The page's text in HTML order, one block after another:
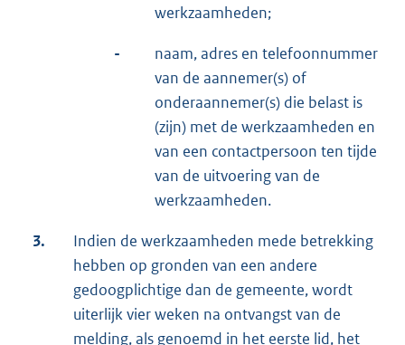
werkzaamheden;
-
naam, adres en telefoonnummer
van de aannemer(s) of
onderaannemer(s) die belast is
(zijn) met de werkzaamheden en
van een contactpersoon ten tijde
van de uitvoering van de
werkzaamheden.
3.
Indien de werkzaamheden mede betrekking
hebben op gronden van een andere
gedoogplichtige dan de gemeente, wordt
uiterlijk vier weken na ontvangst van de
melding, als genoemd in het eerste lid, het